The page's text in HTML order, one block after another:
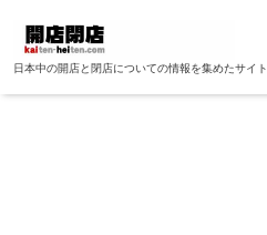
日本中の開店と閉店についての情報を集めたサイト